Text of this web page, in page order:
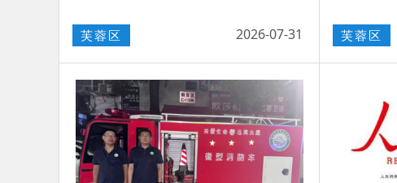
芙蓉区 2026-07-31 芙蓉区